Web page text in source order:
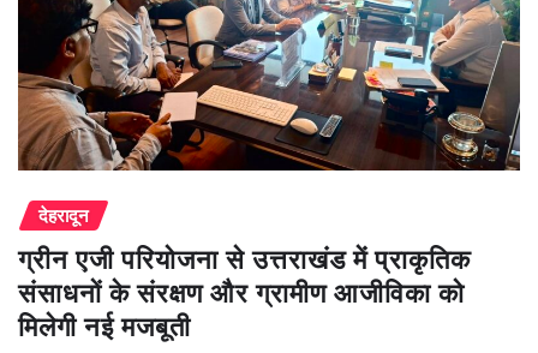
देहरादून
ग्रीन एजी परियोजना से उत्तराखंड में प्राकृतिक
संसाधनों के संरक्षण और ग्रामीण आजीविका को
मिलेगी नई मजबूती